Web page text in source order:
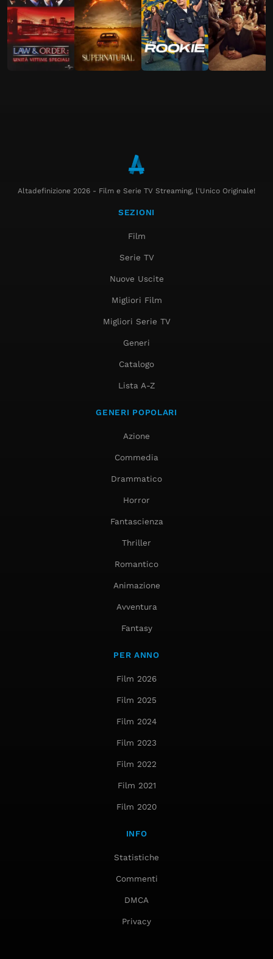
Altadefinizione 2026 - Film e Serie TV Streaming, l'Unico Originale!
SEZIONI
Film
Serie TV
Nuove Uscite
Migliori Film
Migliori Serie TV
Generi
Catalogo
Lista A-Z
GENERI POPOLARI
Azione
Commedia
Drammatico
Horror
Fantascienza
Thriller
Romantico
Animazione
Avventura
Fantasy
PER ANNO
Film 2026
Film 2025
Film 2024
Film 2023
Film 2022
Film 2021
Film 2020
INFO
Statistiche
Commenti
DMCA
Privacy